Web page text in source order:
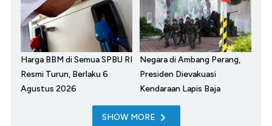
Harga BBM di Semua SPBU RI
Resmi Turun, Berlaku 6
Agustus 2026
Negara di Ambang Perang,
Presiden Dievakuasi
Kendaraan Lapis Baja
SHOW MORE